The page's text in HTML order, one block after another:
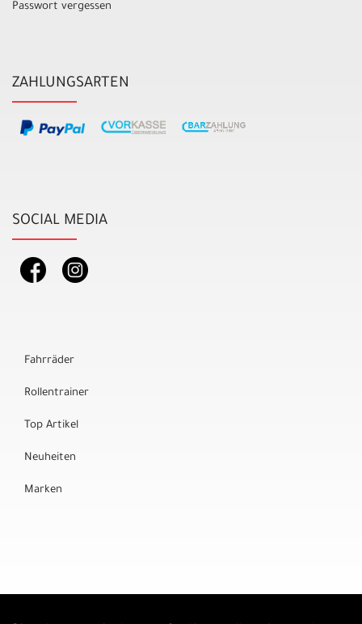
Passwort vergessen
ZAHLUNGSARTEN
SOCIAL MEDIA
Fahrräder
Rollentrainer
Top Artikel
Neuheiten
Marken